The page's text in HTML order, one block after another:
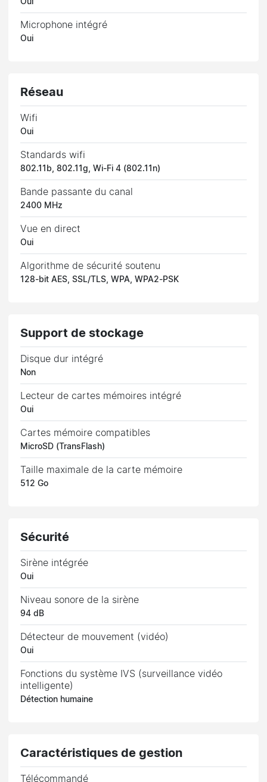
Oui
Microphone intégré
Oui
Réseau
Wifi
Oui
Standards wifi
802.11b, 802.11g, Wi-Fi 4 (802.11n)
Bande passante du canal
2400 MHz
Vue en direct
Oui
Algorithme de sécurité soutenu
128-bit AES, SSL/TLS, WPA, WPA2-PSK
Support de stockage
Disque dur intégré
Non
Lecteur de cartes mémoires intégré
Oui
Cartes mémoire compatibles
MicroSD (TransFlash)
Taille maximale de la carte mémoire
512 Go
Sécurité
Sirène intégrée
Oui
Niveau sonore de la sirène
94 dB
Détecteur de mouvement (vidéo)
Oui
Fonctions du système IVS (surveillance vidéo
intelligente)
Détection humaine
Caractéristiques de gestion
Télécommandé